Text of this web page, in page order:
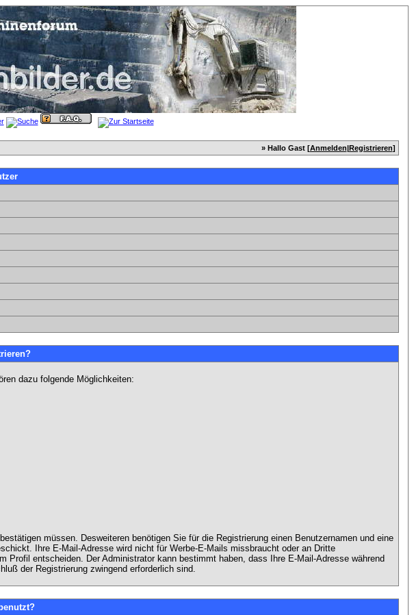
» Hallo Gast [Anmelden|Registrieren]
dazu folgende Möglichkeiten:
müssen. Desweiteren benötigen Sie für die Registrierung einen Benutzernamen und eine
Ihre E-Mail-Adresse wird nicht für Werbe-E-Mails missbraucht oder an Dritte
entscheiden. Der Administrator kann bestimmt haben, dass Ihre E-Mail-Adresse während
der Registrierung zwingend erforderlich sind.